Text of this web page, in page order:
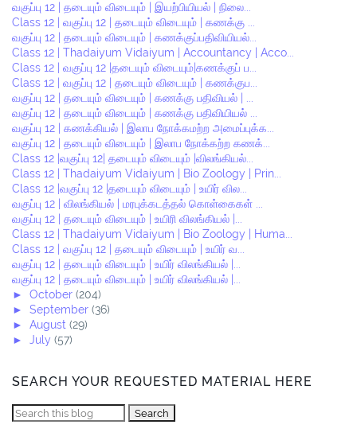
வகுப்பு 12 | தடையும் விடையும் | இயற்பியியல் | நிலை...
Class 12 | வகுப்பு 12 | தடையும் விடையும் | கணக்கு ...
வகுப்பு 12 | தடையும் விடையும் | கணக்குப்பதிவியியல்...
Class 12 | Thadaiyum Vidaiyum | Accountancy | Acco...
Class 12 | வகுப்பு 12 |தடையும் விடையும்|கணக்குப் ப...
Class 12 | வகுப்பு 12 | தடையும் விடையும் | கணக்குப...
வகுப்பு 12 | தடையும் விடையும் | கணக்கு பதிவியல் | ...
வகுப்பு 12 | தடையும் விடையும் | கணக்கு பதிவியியல் ...
வகுப்பு 12 | கணக்கியல் | இலாப நோக்கமற்ற அமைப்புக்க...
வகுப்பு 12 | தடையும் விடையும் | இலாப நோக்கற்ற கணக்...
Class 12 |வகுப்பு 12| தடையும் விடையும் |விலங்கியல்...
Class 12 | Thadaiyum Vidaiyum | Bio Zoology | Prin...
Class 12 |வகுப்பு 12 |தடையும் விடையும் | உயிர் வில...
வகுப்பு 12 | விலங்கியல் | மரபுக்கடத்தல் கொள்கைகள் ...
வகுப்பு 12 | தடையும் விடையும் | உயிரி விலங்கியல் |...
Class 12 | Thadaiyum Vidaiyum | Bio Zoology | Huma...
Class 12 | வகுப்பு 12 | தடையும் விடையும் | உயிர் வ...
வகுப்பு 12 | தடையும் விடையும் | உயிர் விலங்கியல் |...
வகுப்பு 12 | தடையும் விடையும் | உயிர் விலங்கியல் |...
► October (204)
► September (36)
► August (29)
► July (57)
SEARCH YOUR REQUESTED MATERIAL HERE